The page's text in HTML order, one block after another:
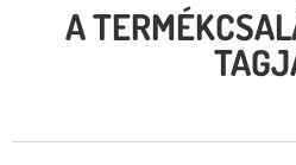
A